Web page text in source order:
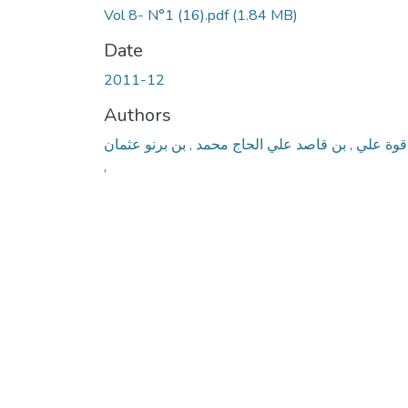
Vol 8- N°1 (16).pdf(1.84 MB)
Date
2011-12
Authors
علي , بن قاصد علي الحاج محمد , بن برنو عثمان
,